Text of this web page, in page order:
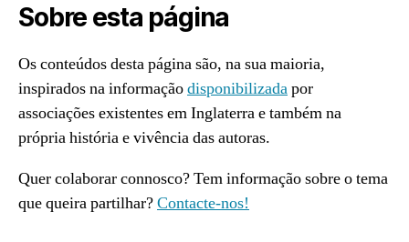
Sobre esta página
Os conteúdos desta página são, na sua maioria,
inspirados na informaçãodisponibilizadapor
associações existentes em Inglaterra e também na
própria história e vivência das autoras.
Quer colaborar connosco? Tem informação sobre o tema
que queira partilhar?Contacte-nos!